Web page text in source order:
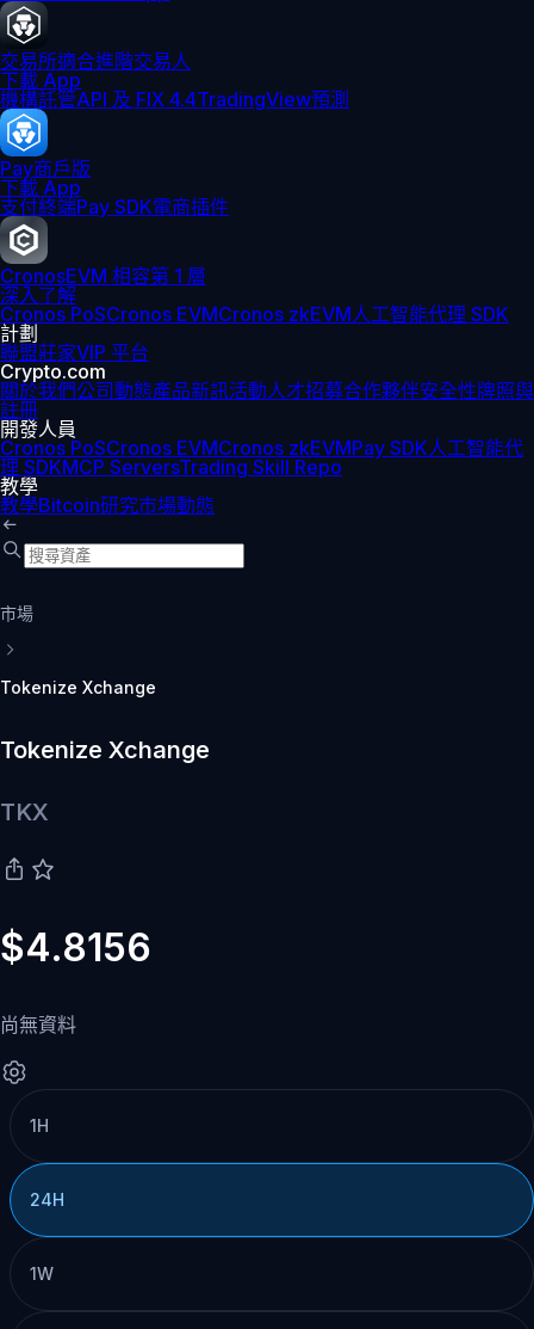
交易所適合進階交易人
下載 App
機構託管API 及 FIX 4.4TradingView預測
Pay商戶版
下載 App
支付終端Pay SDK電商插件
CronosEVM 相容第 1 層
深入了解
Cronos PoSCronos EVMCronos zkEVM人工智能代理 SDK
計劃
聯盟莊家VIP 平台
Crypto.com
關於我們公司動態產品新訊活動人才招募合作夥伴安全性牌照與
註冊
開發人員
Cronos PoSCronos EVMCronos zkEVMPay SDK人工智能代
理 SDKMCP ServersTrading Skill Repo
教學
教學Bitcoin研究市場動態
市場
Tokenize Xchange
Tokenize Xchange
TKX
$4.8156
尚無資料
1H
24H
1W